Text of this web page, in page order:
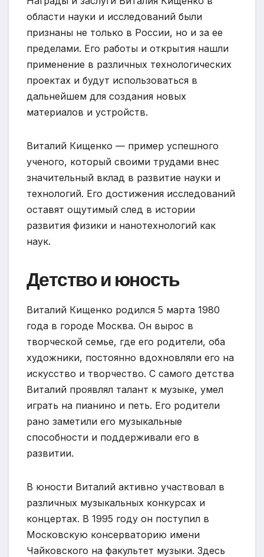
области науки и исследований были
признаны не только в России, но и за ее
пределами. Его работы и открытия нашли
применение в различных технологических
проектах и будут использоваться в
дальнейшем для создания новых
материалов и устройств.
Виталий Кищенко — пример успешного
ученого, который своими трудами внес
значительный вклад в развитие науки и
технологий. Его достижения исследований
оставят ощутимый след в истории
развития физики и нанотехнологий как
наук.
Детство и юность
Виталий Кищенко родился 5 марта 1980
года в городе Москва. Он вырос в
творческой семье, где его родители, оба
художники, постоянно вдохновляли его на
искусство и творчество. С самого детства
Виталий проявлял талант к музыке, умел
играть на пианино и петь. Его родители
рано заметили его музыкальные
способности и поддерживали его в
развитии.
В юности Виталий активно участвовал в
различных музыкальных конкурсах и
концертах. В 1995 году он поступил в
Московскую консерваторию имени
Чайковского на факультет музыки. Здесь